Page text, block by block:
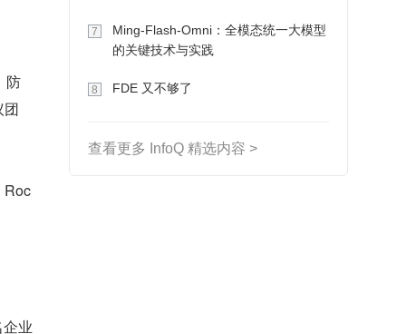
防
团
Roc
业
7
Ming-Flash-Omni：全模态统一大模型
的关键技术与实践
8 FDE 又不够了
查看更多 InfoQ 精选内容 >